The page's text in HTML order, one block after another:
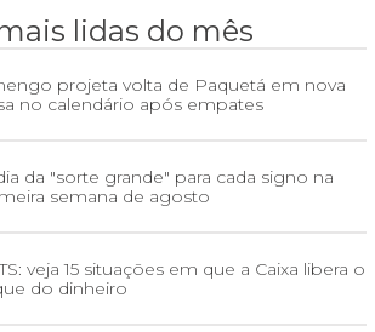
lidas do mês
projeta volta de Paquetá em nova
no calendário após empates
da "sorte grande" para cada signo na
semana de agosto
veja 15 situações em que a Caixa libera o
do dinheiro